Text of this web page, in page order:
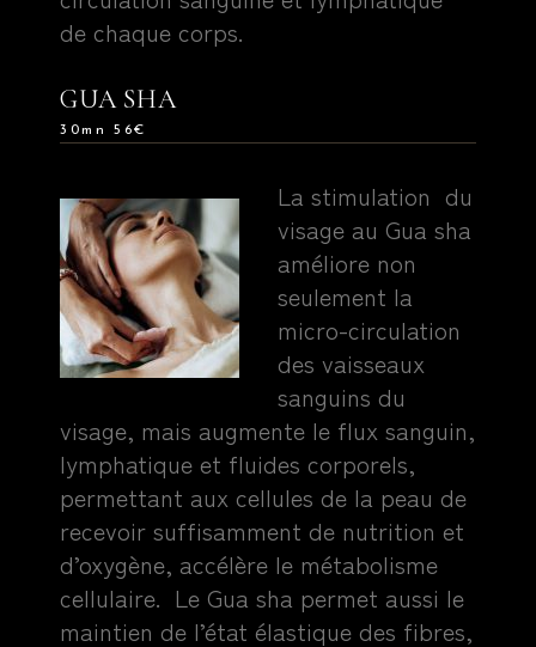
de chaque corps.
GUA SHA
30mn 56€
La stimulation du
visage au Gua sha
améliore non
seulement la
micro-circulation
des vaisseaux
sanguins du
visage, mais augmente le flux sanguin,
lymphatique et fluides corporels,
permettant aux cellules de la peau de
recevoir suffisamment de nutrition et
d’oxygène, accélère le métabolisme
cellulaire. Le Gua sha permet aussi le
maintien de l’état élastique des fibres,